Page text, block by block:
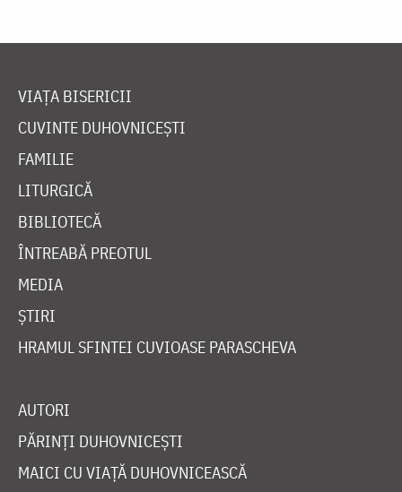
VIAȚA BISERICII
CUVINTE DUHOVNICEȘTI
FAMILIE
LITURGICĂ
BIBLIOTECĂ
ÎNTREABĂ PREOTUL
MEDIA
ȘTIRI
HRAMUL SFINTEI CUVIOASE PARASCHEVA
AUTORI
PĂRINȚI DUHOVNICEȘTI
MAICI CU VIAȚĂ DUHOVNICEASCĂ